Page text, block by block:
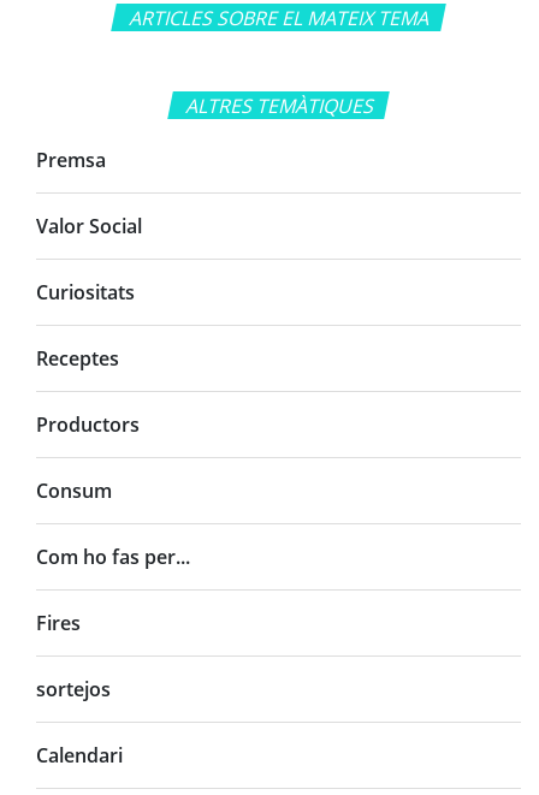
ARTICLES SOBRE EL MATEIX TEMA
ALTRES TEMÀTIQUES
Premsa
Valor Social
Curiositats
Receptes
Productors
Consum
Com ho fas per...
Fires
sortejos
Calendari